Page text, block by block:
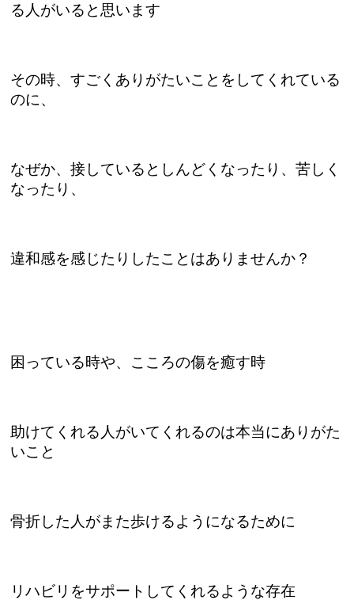
る人がいると思います
その時、すごくありがたいことをしてくれている
のに、
なぜか、接しているとしんどくなったり、苦しく
なったり、
違和感を感じたりしたことはありませんか？
困っている時や、こころの傷を癒す時
助けてくれる人がいてくれるのは本当にありがた
いこと
骨折した人がまた歩けるようになるために
リハビリをサポートしてくれるような存在